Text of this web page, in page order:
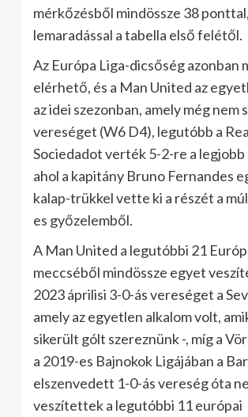
mérkőzésből mindössze 38
lemaradással a tabella első felétől.
Az Európa Liga-dicsőség azonban
elérhető, és a Man United az
az idei szezonban, amely még nem
vereséget (W6 D4), legutóbb a
Sociedadot verték 5-2-re a legjobb
ahol a kapitány Bruno Fernandes
kalap-trükkel vette ki a részét a
es győzelemből.
A Man United a legutóbbi 21
meccséből mindössze egyet
2023 áprilisi 3-0-ás vereséget a
amely az egyetlen alkalom volt,
sikerült gólt szereznünk -, míg a
a 2019-es Bajnokok Ligájában a
elszenvedett 1-0-ás vereség óta
veszítettek a legutóbbi 11 európai